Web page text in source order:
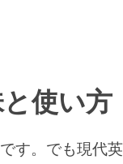
使い方
す。でも現代